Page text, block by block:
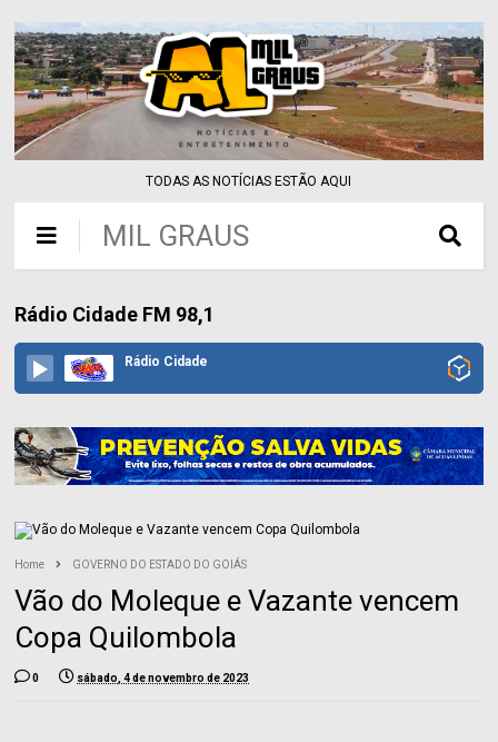
TODAS AS NOTÍCIAS ESTÃO AQUI
MIL GRAUS
Rádio Cidade FM 98,1
Rádio Cidade
Home GOVERNO DO ESTADO DO GOIÁS
Vão do Moleque e Vazante vencem
Copa Quilombola
0 sábado, 4 de novembro de 2023